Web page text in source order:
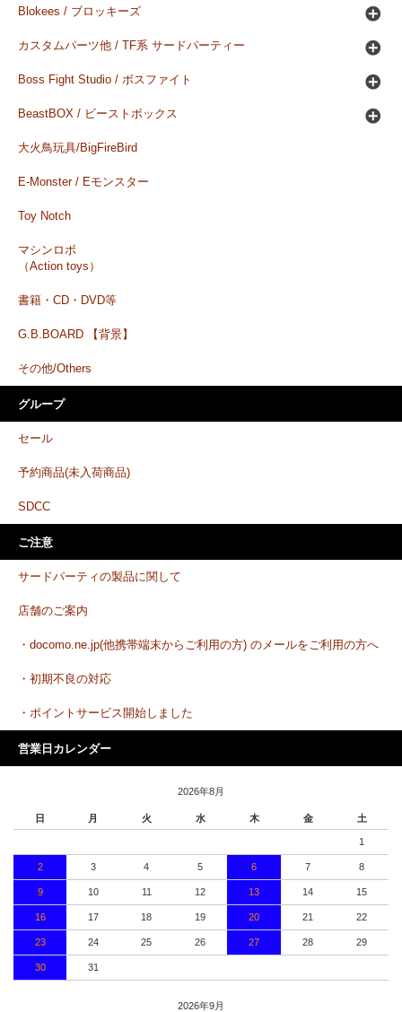
Blokees / ブロッキーズ
カスタムパーツ他 / TF系 サードパーティー
Boss Fight Studio / ボスファイト
BeastBOX / ビーストボックス
大火鳥玩具/BigFireBird
E-Monster / Eモンスター
Toy Notch
マシンロボ
（Action toys）
書籍・CD・DVD等
G.B.BOARD 【背景】
その他/Others
グループ
セール
予約商品(未入荷商品)
SDCC
ご注意
サードパーティの製品に関して
店舗のご案内
・docomo.ne.jp(他携帯端末からご利用の方) のメールをご利用の方へ
・初期不良の対応
・ポイントサービス開始しました
営業日カレンダー
2026年8月
日 月 火 水 木 金 土
1
2 3 4 5 6 7 8
9 10 11 12 13 14 15
16 17 18 19 20 21 22
23 24 25 26 27 28 29
30 31
2026年9月